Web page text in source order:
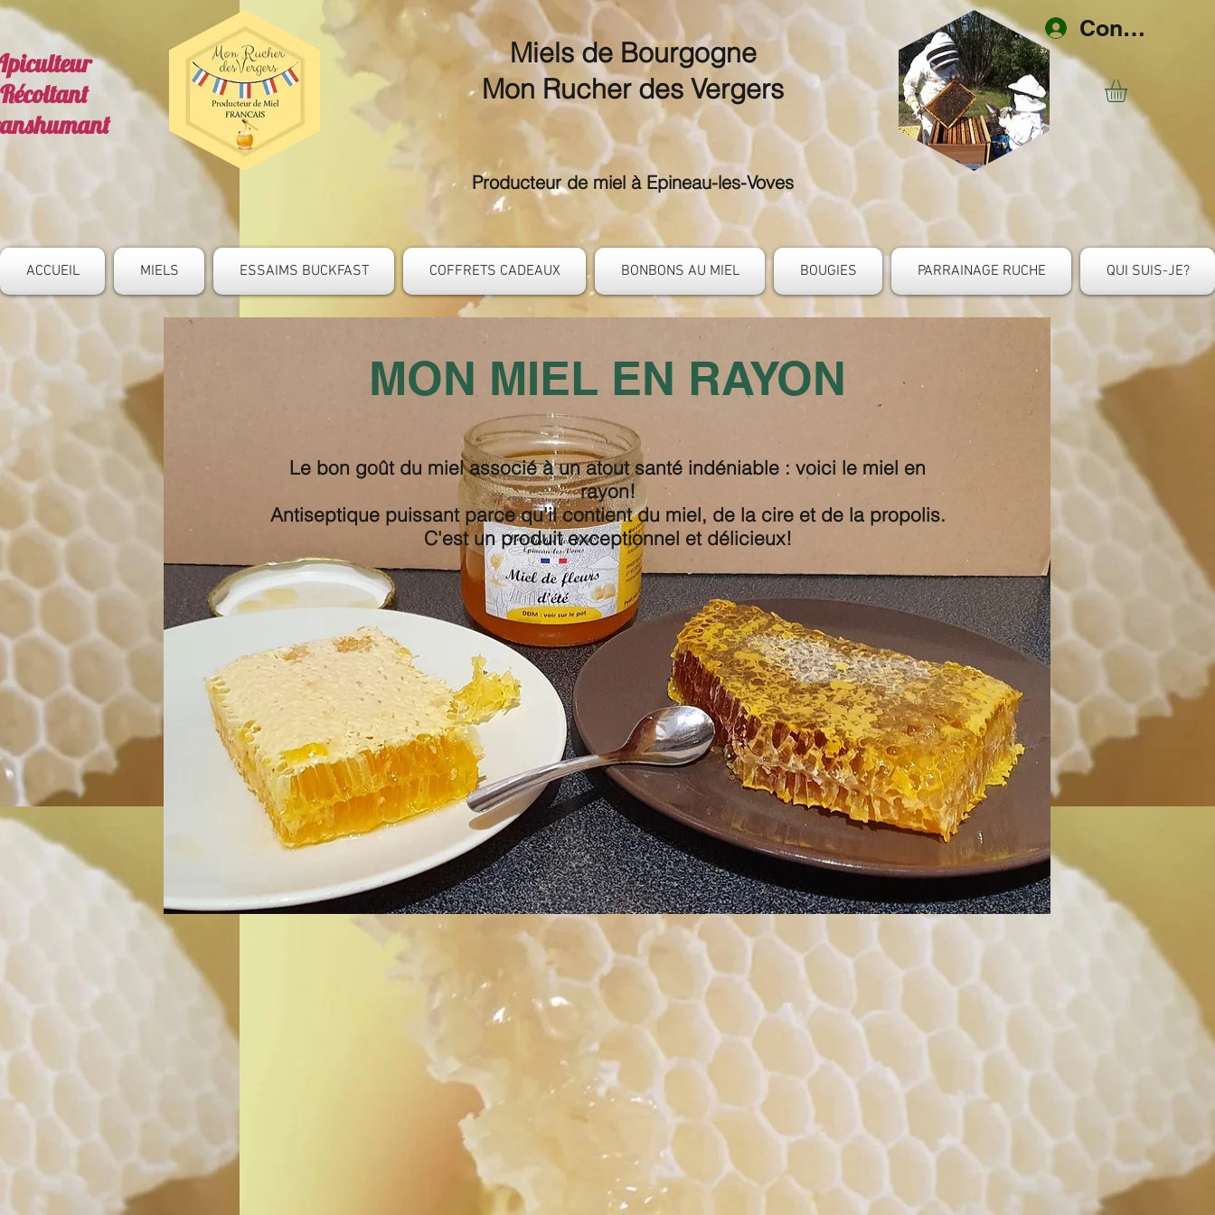
Récoltant
Miels de Bourgogne
Mon Rucher des Vergers
Producteur de miel à Epineau-les-Voves
Connexion
ACCUEIL MIELS ESSAIMS BUCKFAST COFFRETS CADEAUX BONBONS AU MIEL BOUGIES PARRAINAGE RUCHE QUI SUIS-JE?
MON MIEL EN RAYON
Le bon goût du miel associé à un atout santé indéniable : voici le miel en
rayon!
Antiseptique puissant parce qu'il contient du miel, de la cire et de la propolis.
C'est un produit exceptionnel et délicieux!